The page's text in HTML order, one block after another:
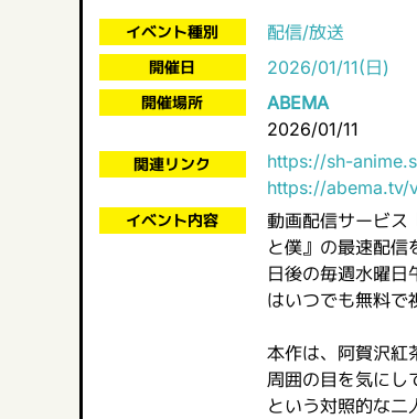
イベント種別 配信/放送
開催日 2026/01/11(日)
開催場所
ABEMA
2026/01/11
関連リンク
https://sh-
https://abema.tv/
イベント内容
動画配信サービス
と僕』の最速配
日後の毎週水曜
はいつでも無料で
本作は、阿賀沢紅
周囲の目を気にし
という対照的な二